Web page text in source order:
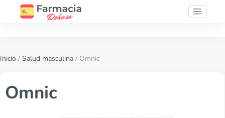
Inicio / Salud masculina / Omnic
Omnic